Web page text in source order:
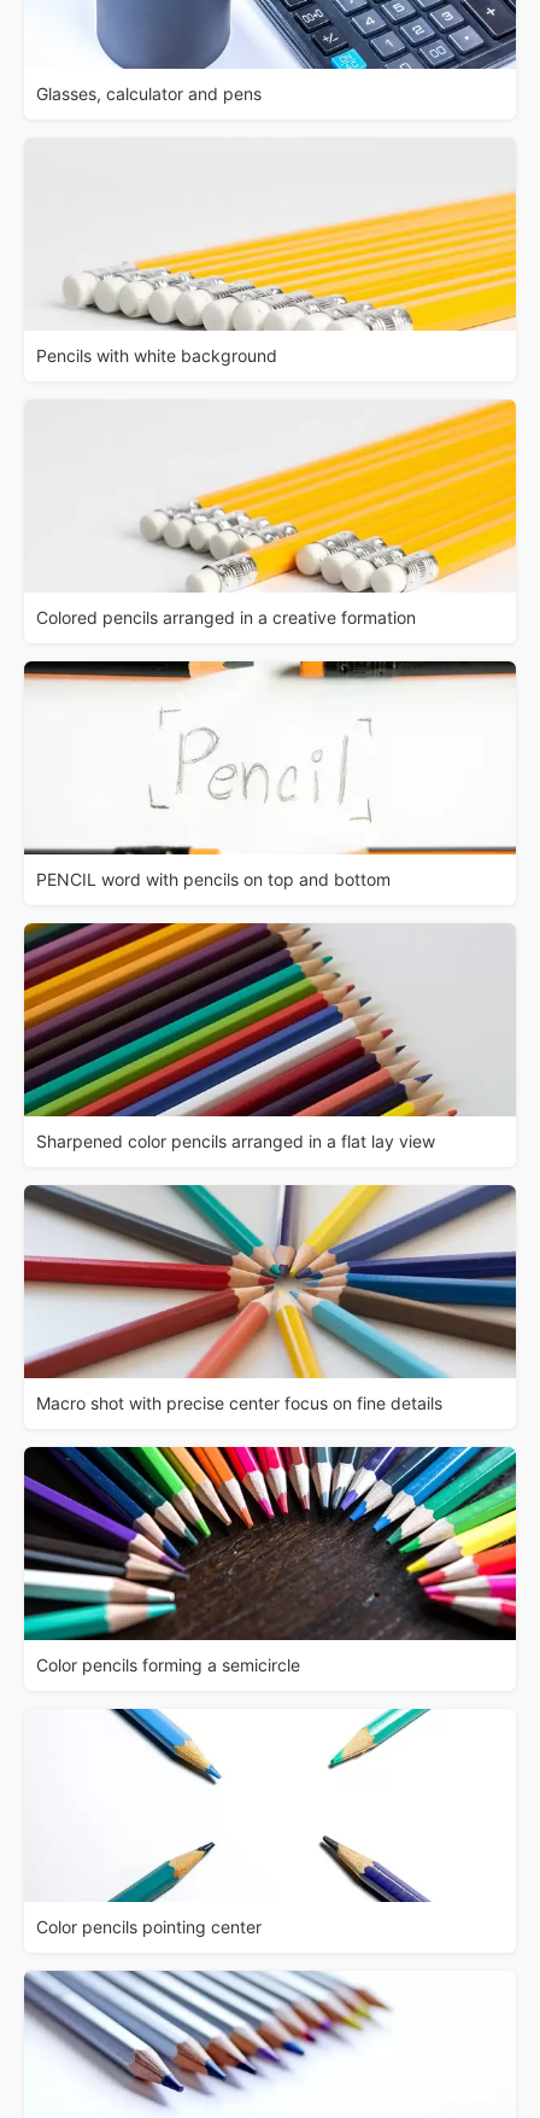
Glasses, calculator and pens
Pencils with white background
Colored pencils arranged in a creative formation
PENCIL word with pencils on top and bottom
Sharpened color pencils arranged in a flat lay view
Macro shot with precise center focus on fine details
Color pencils forming a semicircle
Color pencils pointing center